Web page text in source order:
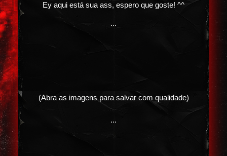
Ey aqui está sua ass, espero que goste! ^^
...
(Abra as imagens para salvar com qualidade)
...